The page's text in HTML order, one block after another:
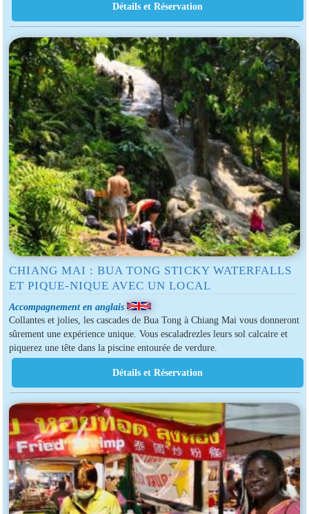
CHIANG MAI : BUA TONG STICKY WATERFALLS
ET PIQUE-NIQUE AVEC UN LOCAL
Accompagnement en anglais
Collantes et jolies, les cascades de Bua Tong à Chiang Mai vous donneront
sûrement une expérience unique. Vous escaladrezles leurs sol calcaire et
piquerez une tête dans la piscine entourée de verdure.